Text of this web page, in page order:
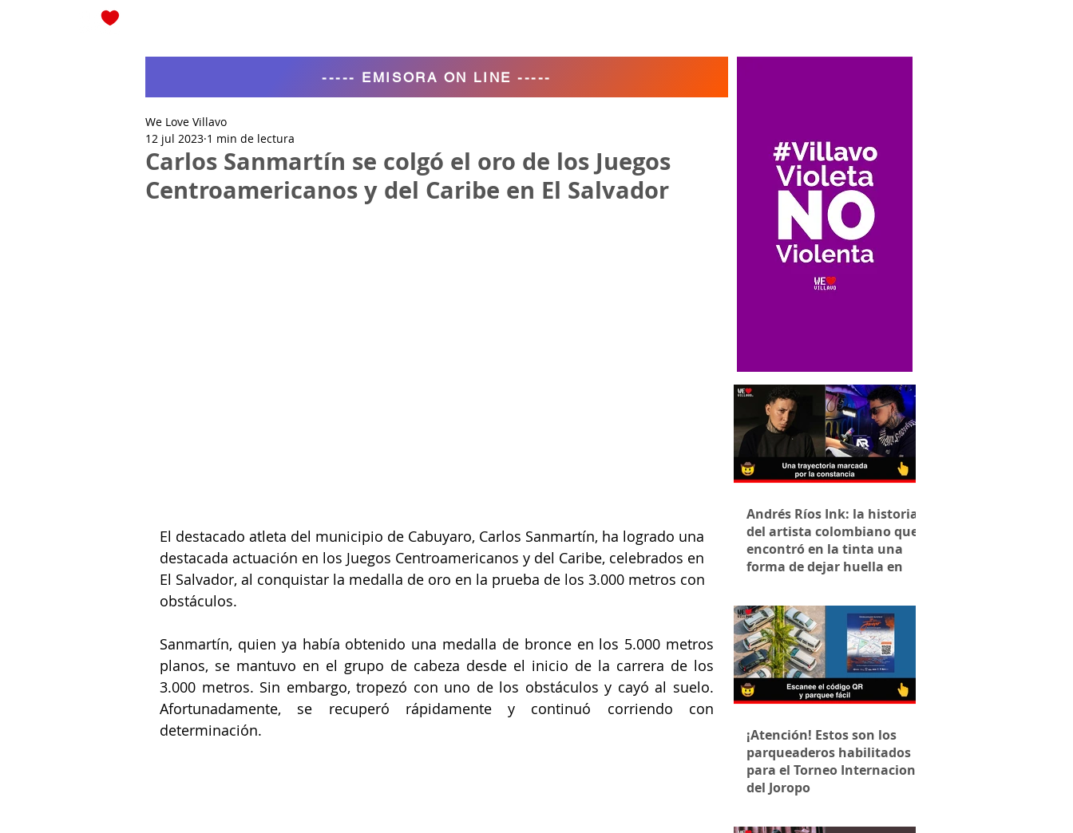
Carlos Sanmartín se colgó el oro de los Juegos
Centroamericanos y del Caribe en El Salvador
We Love Villavo
12 jul 2023 1 min de lectura
El destacado atleta del municipio de Cabuyaro, Carlos Sanmartín, ha logrado una
destacada actuación en los Juegos Centroamericanos y del Caribe, celebrados en
El Salvador, al conquistar la medalla de oro en la prueba de los 3.000 metros con
obstáculos.
Sanmartín, quien ya había obtenido una medalla de bronce en los 5.000 metros
planos, se mantuvo en el grupo de cabeza desde el inicio de la carrera de los
3.000 metros. Sin embargo, tropezó con uno de los obstáculos y cayó al suelo.
Afortunadamente, se recuperó rápidamente y continuó corriendo con
determinación.
----- EMISORA ON LINE -----
Andrés Ríos Ink: la historia
del artista colombiano que
encontró en la tinta una
forma de dejar huella en
¡Atención! Estos son los
parqueaderos habilitados
para el Torneo Internacional
del Joropo